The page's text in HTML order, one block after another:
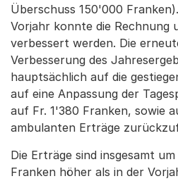
Überschuss 150'000
Vorjahr konnte die Rechnung
verbessert werden. Die
Verbesserung des
hauptsächlich auf die
auf eine Anpassung der
auf Fr. 1'380 Franken, sowie
ambulanten Erträge
Die Erträge sind insgesamt
Franken höher als in der